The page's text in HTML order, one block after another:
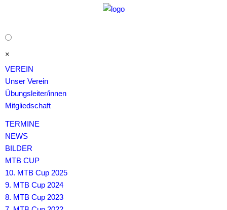
MTB Bieberstein-Langenbieber
×
Navigation
überspringen
VEREIN
Unser Verein
Übungsleiter/innen
Mitgliedschaft
TERMINE
NEWS
BILDER
MTB CUP
10. MTB Cup 2025
9. MTB Cup 2024
8. MTB Cup 2023